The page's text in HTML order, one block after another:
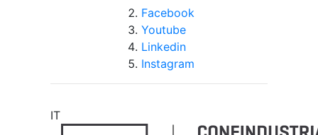
Facebook
Youtube
Linkedin
Instagram
IT